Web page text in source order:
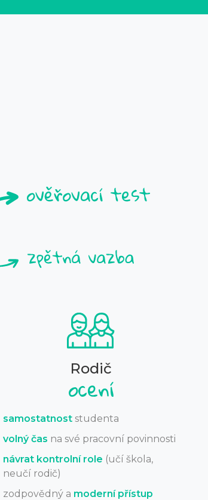
Rodič
samostatnost studenta
volný čas na své pracovní povinnosti
návrat kontrolní role (učí škola,
neučí rodič)
zodpovědný a moderní přístup